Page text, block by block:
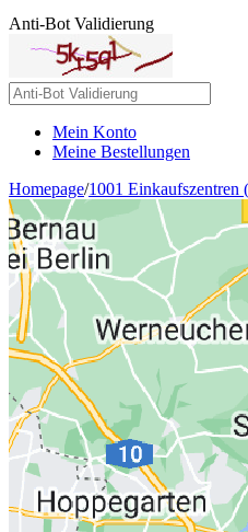
Anti-Bot Validierung
Mein Konto
Meine Bestellungen
Homepage/1001 Einkaufszentren